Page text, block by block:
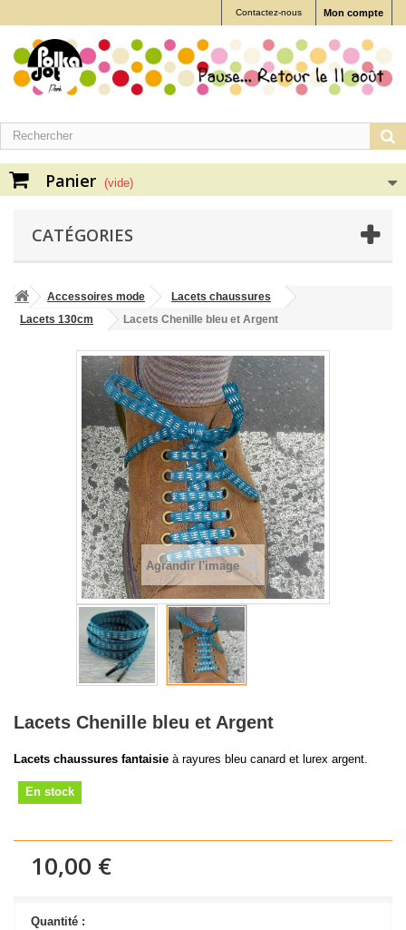
Mon compte
Contactez-nous
Panier (vide)
CATÉGORIES
Accessoires mode
Lacets chaussures
Lacets 130cm
Lacets Chenille bleu et Argent
Agrandir l'image
Lacets Chenille bleu et Argent
Lacets chaussures fantaisie à rayures bleu canard et lurex argent.
En stock
10,00 €
Quantité :